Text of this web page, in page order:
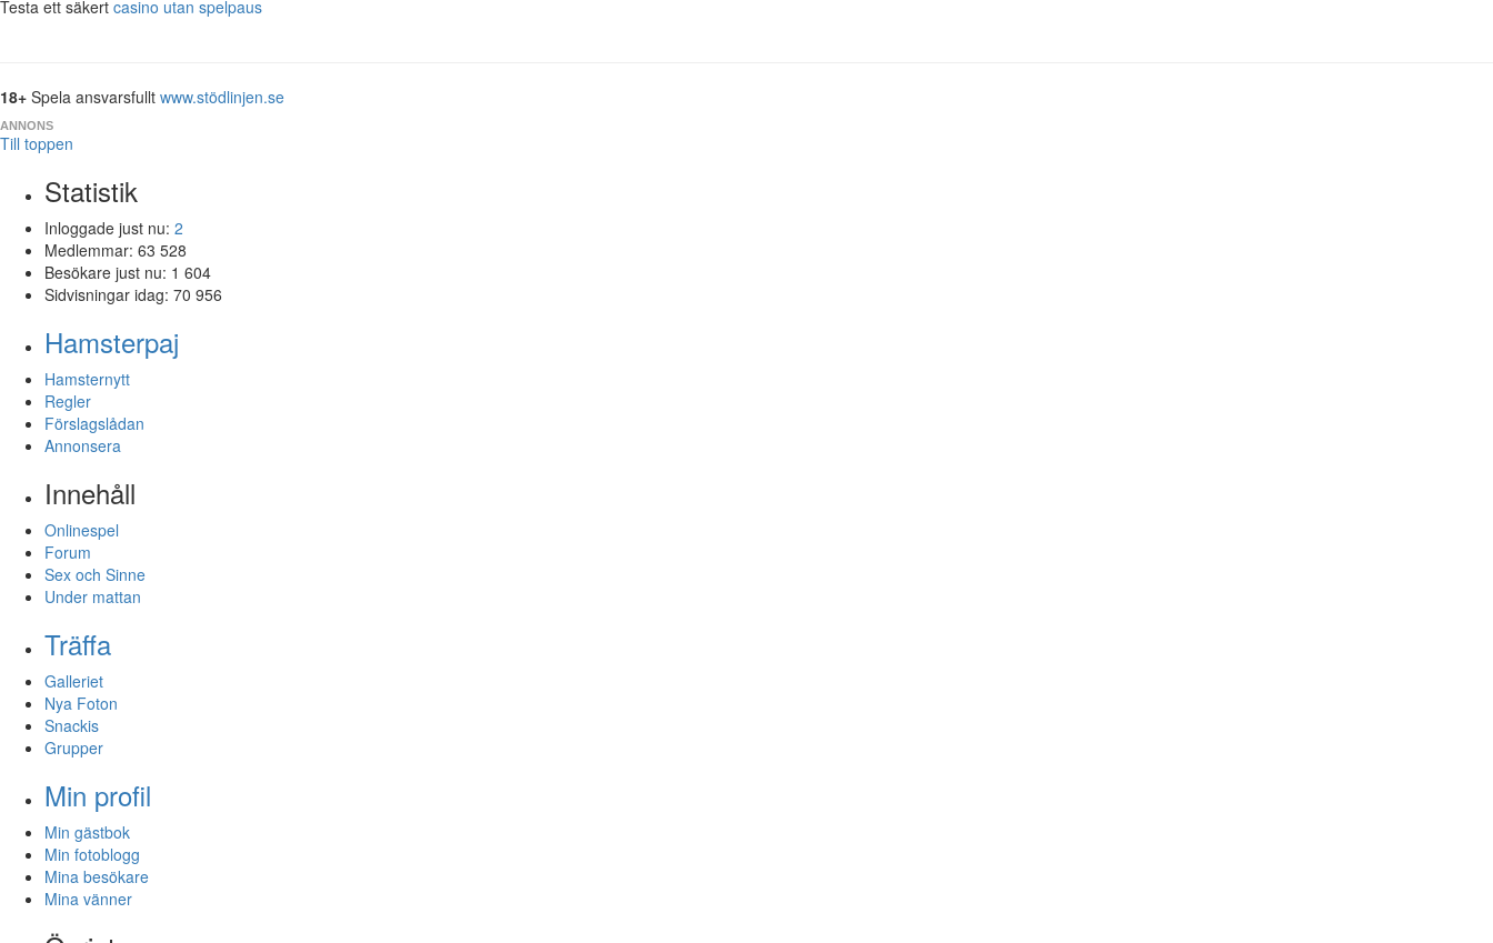
Testa ett säkert casino utan spelpaus
18+ Spela ansvarsfullt www.stödlinjen.se
ANNONS
Till toppen
Statistik
Inloggade just nu: 2
Medlemmar: 63 528
Besökare just nu: 1 604
Sidvisningar idag: 70 956
Hamsterpaj
Hamsternytt
Regler
Förslagslådan
Annonsera
Innehåll
Onlinespel
Forum
Sex och Sinne
Under mattan
Träffa
Galleriet
Nya Foton
Snackis
Grupper
Min profil
Min gästbok
Min fotoblogg
Mina besökare
Mina vänner